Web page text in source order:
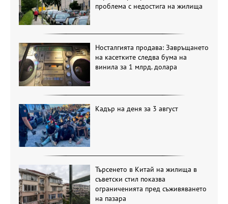
проблема с недостига на жилища
Носталгията продава: Завръщането
на касетките следва бума на
винила за 1 млрд. долара
Кадър на деня за 3 август
Търсенето в Китай на жилища в
съветски стил показва
ограниченията пред съживяването
на пазара